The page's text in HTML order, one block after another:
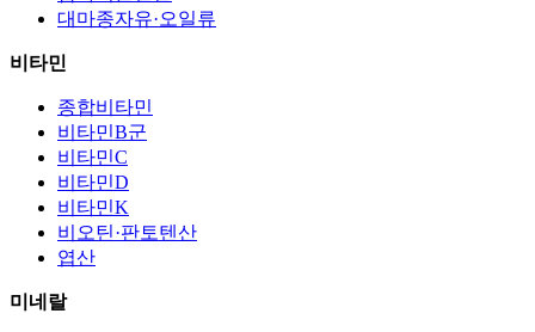
대마종자유·오일류
비타민
종합비타민
비타민B군
비타민C
비타민D
비타민K
비오틴·판토텐산
엽산
미네랄